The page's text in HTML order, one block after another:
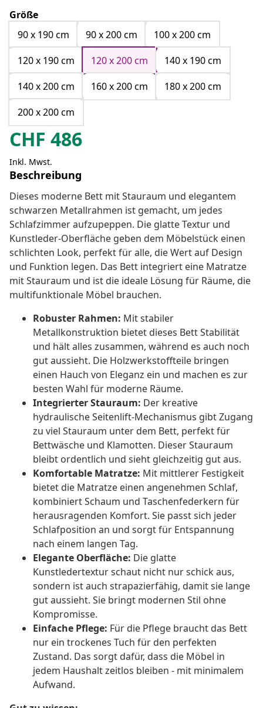
Größe
90 x 190 cm
90 x 200 cm
100 x 200 cm
120 x 190 cm
120 x 200 cm
140 x 190 cm
140 x 200 cm
160 x 200 cm
180 x 200 cm
200 x 200 cm
CHF 486
Inkl. Mwst.
Beschreibung
Dieses moderne Bett mit Stauraum und elegantem
schwarzen Metallrahmen ist gemacht, um jedes
Schlafzimmer aufzupeppen. Die glatte Textur und
Kunstleder-Oberfläche geben dem Möbelstück einen
schlichten Look, perfekt für alle, die Wert auf Design
und Funktion legen. Das Bett integriert eine Matratze
mit Stauraum und ist die ideale Lösung für Räume, die
multifunktionale Möbel brauchen.
Robuster Rahmen: Mit stabiler
Metallkonstruktion bietet dieses Bett Stabilität
und hält alles zusammen, während es auch noch
gut aussieht. Die Holzwerkstoffteile bringen
einen Hauch von Eleganz ein und machen es zur
besten Wahl für moderne Räume.
Integrierter Stauraum: Der kreative
hydraulische Seitenlift-Mechanismus gibt Zugang
zu viel Stauraum unter dem Bett, perfekt für
Bettwäsche und Klamotten. Dieser Stauraum
bleibt ordentlich und sieht gleichzeitig gut aus.
Komfortable Matratze: Mit mittlerer Festigkeit
bietet die Matratze einen angenehmen Schlaf,
kombiniert Schaum und Taschenfederkern für
herausragenden Komfort. Sie passt sich jeder
Schlafposition an und sorgt für Entspannung
nach einem langen Tag.
Elegante Oberfläche: Die glatte
Kunstledertextur schaut nicht nur schick aus,
sondern ist auch strapazierfähig, damit sie lange
gut aussieht. Sie bringt modernen Stil ohne
Kompromisse.
Einfache Pflege: Für die Pflege braucht das Bett
nur ein trockenes Tuch für den perfekten
Zustand. Das sorgt dafür, dass die Möbel in
jedem Haushalt zeitlos bleiben - mit minimalem
Aufwand.